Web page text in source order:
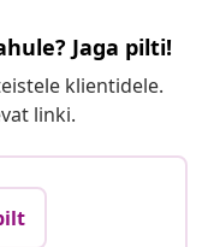
Jaga pilti!
klientidele.
linki.